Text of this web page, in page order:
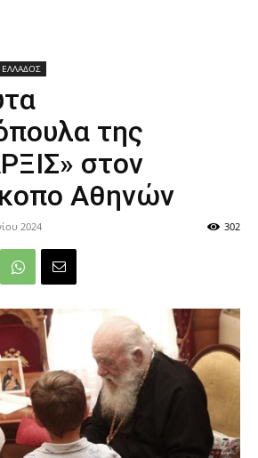
ΕΛΛΑΔΟΣ
της
στον
Αθηνών
2024 302